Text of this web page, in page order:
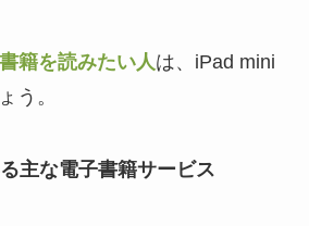
籍を読みたい人 は、iPad mini
う。
主な電子書籍サービス